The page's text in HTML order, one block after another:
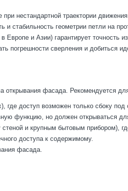
нестандартной траектории
стабильность геометрии петли на
и Азии) гарантирует точность
погрешности сверления и добиться
открывания фасада. Рекомендуется
доступ возможен только сбоку под
функцию, но должен открываться для
и крупным бытовым прибором),
доступа к содержимому.
фасада.